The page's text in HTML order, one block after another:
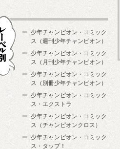
少年チャンピオン・コミック
ス（週刊少年チャンピオン）
少年チャンピオン・コミック
ス（月刊少年チャンピオン）
少年チャンピオン・コミック
ス（別冊少年チャンピオン）
少年チャンピオン・コミック
ス・エクストラ
少年チャンピオン・コミック
ス（チャンピオンクロス）
少年チャンピオン・コミック
ス・タップ！